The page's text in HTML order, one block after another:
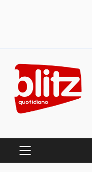
content
PRIMARY